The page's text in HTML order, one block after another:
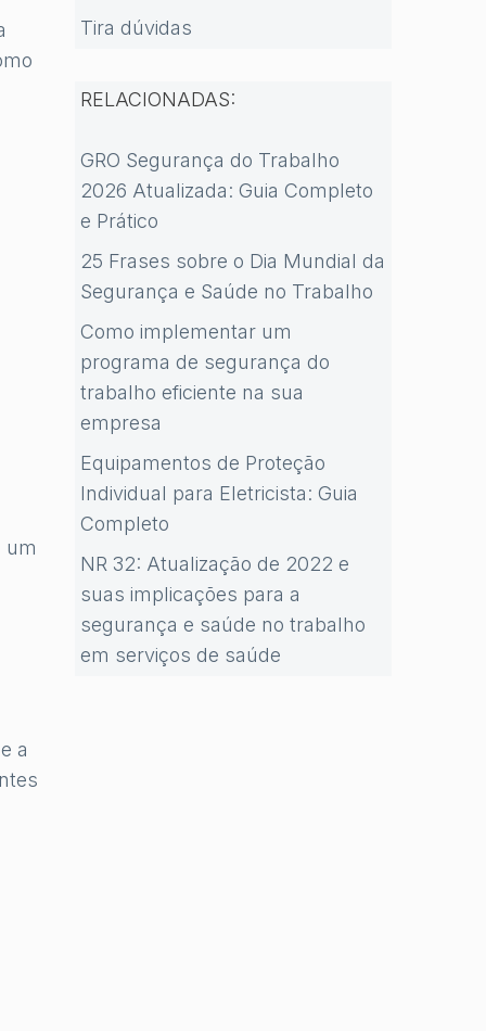
um
a
Tira dúvidas
RELACIONADAS:
GRO Segurança do Trabalho
2026 Atualizada: Guia Completo
e Prático
25 Frases sobre o Dia Mundial da
Segurança e Saúde no Trabalho
Como implementar um
programa de segurança do
trabalho eficiente na sua
empresa
Equipamentos de Proteção
Individual para Eletricista: Guia
Completo
NR 32: Atualização de 2022 e
suas implicações para a
segurança e saúde no trabalho
em serviços de saúde